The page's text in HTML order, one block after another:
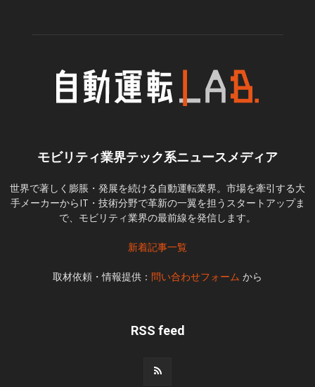
モビリティ業界テック系ニュースメディア
世界で著しく膨脹・発展を続ける自動運転業界。市場を牽引する大
手メーカーからIT・技術分野で革新の一翼を担うスタートアップま
で、モビリティ業界の最前線を発信します。
新着記事一覧
取材依頼・情報提供： 問い合わせフォーム から
RSS feed